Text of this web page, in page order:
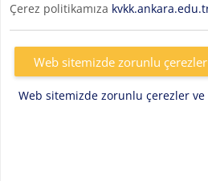
Çerez politikamıza
Web sitemizde zorunlu
Web sitemizde zorunlu çerezler